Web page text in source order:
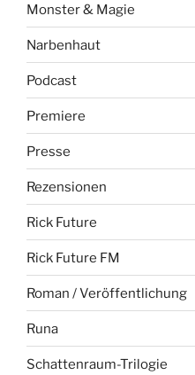
Monster & Magie
Narbenhaut
Podcast
Premiere
Presse
Rezensionen
Rick Future
Rick Future FM
Roman / Veröffentlichung
Runa
Schattenraum-Trilogie